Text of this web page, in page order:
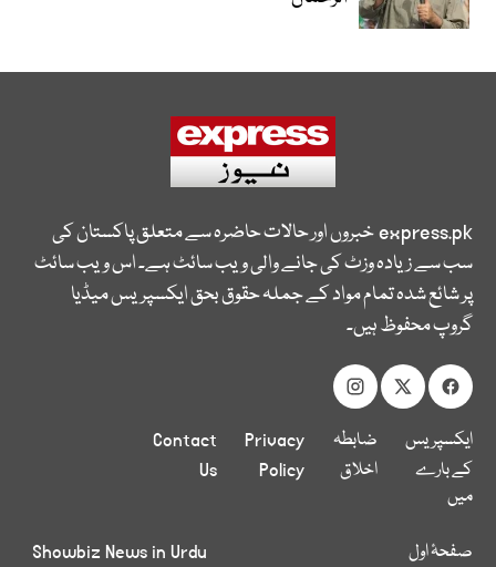
express.pkخبروں اور حالات حاضرہ سے متعلق پاکستان کی
سب سے زیادہ وزٹ کی جانے والی ویب سائٹ ہے۔ اس ویب سائٹ
پر شائع شدہ تمام مواد کے جملہ حقوق بحق ایکسپریس میڈیا
گروپ محفوظ ہیں۔
ایکسپریس
کے بارے
میں
ضابطہ
اخلاق
Privacy
Policy
Contact
Us
صفحۂ اول
Showbiz News in Urdu